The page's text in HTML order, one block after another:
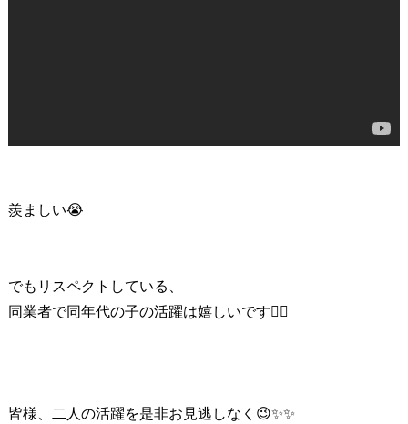
羨ましい😭
でもリスペクトしている、
同業者で同年代の子の活躍は嬉しいです🙆‍♂️
皆様 、二人の活躍を是非お見逃しなく😉✨✨